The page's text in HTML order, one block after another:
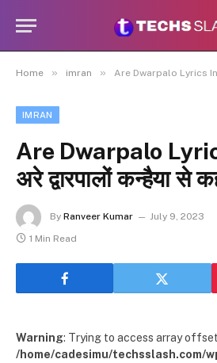
Home » imran » Are Dwarpalo Lyrics In Hindi.
IMRAN
Are Dwarpalo
अरे द्वारपालों कन्हैया से
By Ranveer Kumar July 9, 2023
1 Min Read
Warning: Trying to access array
/home/cadesimu/techsslash.com/